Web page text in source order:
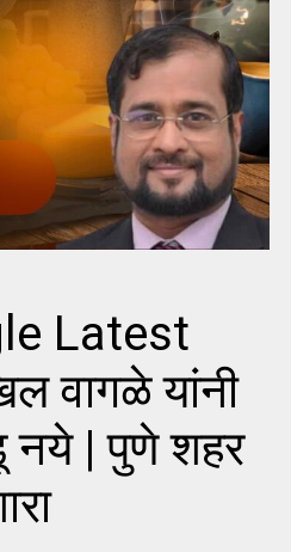
Latest
वागळे यांनी
| पुणे शहर